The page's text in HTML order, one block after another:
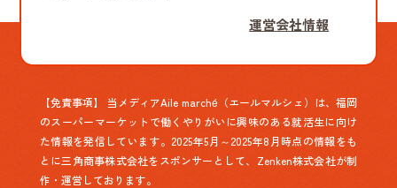
運営会社情報
【免責事項】 当メディアAile marché（エールマルシェ）は、福岡
のスーパーマーケットで働くやりがいに興味のある就活生に向け
た情報を発信しています。2025年5月～2025年8月時点の情報をも
とに三角商事株式会社をスポンサーとして、Zenken株式会社が制
作・運営しております。